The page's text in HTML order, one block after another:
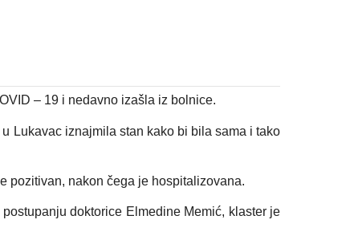
– 19 i nedavno izašla iz bolnice.
Lukavac iznajmila stan kako bi bila sama i tako
pozitivan, nakon čega je hospitalizovana.
doktorice Elmedine Memić, klaster je